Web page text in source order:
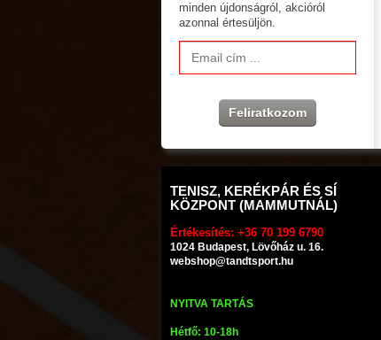
minden újdonságról, akcióról
azonnal értesüljön.
Feliratkozom
TENISZ, KERÉKPÁR ÉS SÍ
KÖZPONT (MAMMUTNÁL)
Értékesítés: +36 70 199 6790
1024 Budapest, Lövőház u. 16.
webshop@tandtsport.hu
NYITVA TARTÁS
Hétfő: 10-18h